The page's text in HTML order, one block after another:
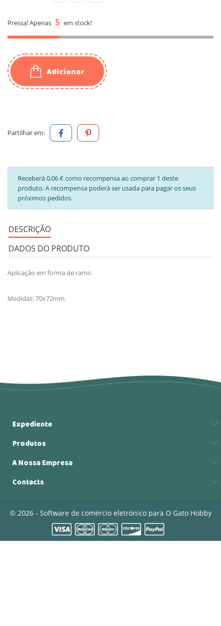
Pressa! Apenas 5 em stock!
Adicionar
Partilhar em:
Receberá 0,06 € como recompensa ao comprar 1 deste
produto. A recompensa poderá ser usada para pagar os seus
próximos pedidos.
DESCRIÇÃO
DADOS DO PRODUTO
Aplicação em forma de ramo.
Medidas: 70x72mm.
Expediente
Produtos
A Nossa Empresa
Contacts
© 2026 - Software de comércio eletrónico para O Gato Hobby